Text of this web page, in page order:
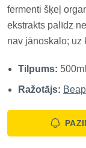
fermenti šķeļ
ekstrakts palīdz
nav jānoskalo; uz
rezultāts ir
Tilpums: 500ml
Ražotājs: